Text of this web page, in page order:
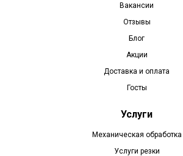
Вакансии
Отзывы
Блог
Акции
Доставка и оплата
Госты
Услуги
Механическая обработка
Услуги резки